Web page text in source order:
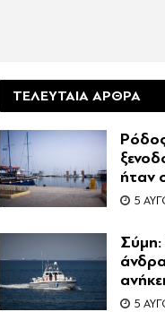
ΤΕΛΕΥΤΑΙΑ ΑΡΘΡΑ
ήταν
5
Σύμη:
5